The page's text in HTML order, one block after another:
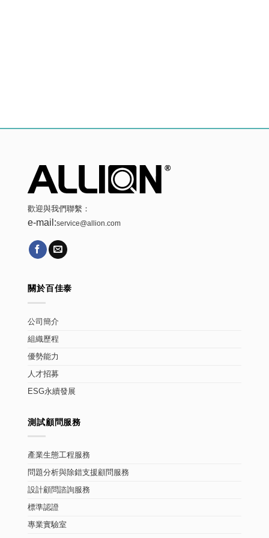
歡迎與我們聯繫：
e-mail:service@allion.com
關於百佳泰
公司簡介
組織歷程
優勢能力
人才招募
ESG永續發展
測試顧問服務
產業生態工程服務
問題分析與除錯支援顧問服務
設計顧問諮詢服務
標準認證
專業實驗室